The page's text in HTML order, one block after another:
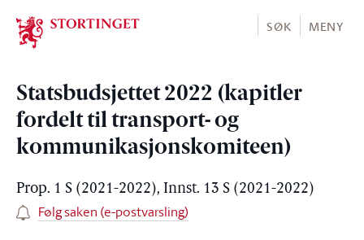
Stortinget.no
SØK MENY
Statsbudsjettet 2022 (kapitler
fordelt til transport- og
kommunikasjonskomiteen)
Prop. 1 S (2021-2022), Innst. 13 S (2021-2022)
Følg saken (e-postvarsling)